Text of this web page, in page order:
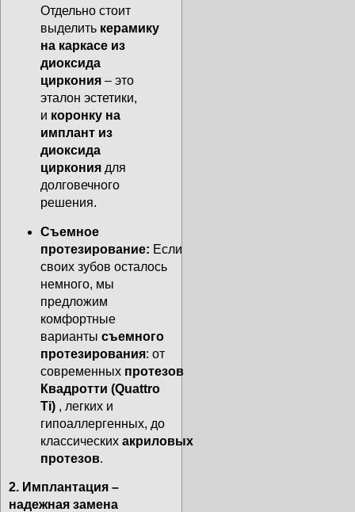
Отдельно стоит
выделить керамику
на каркасе из
диоксида
циркония – это
эталон эстетики,
и коронку на
имплант из
диоксида
циркония для
долговечного
решения.
Съемное
протезирование: Если
своих зубов осталось
немного, мы
предложим
комфортные
варианты съемного
протезирования: от
современных протезов
Квадротти (Quattro
Ti) , легких и
гипоаллергенных, до
классических акриловых
протезов.
2. Имплантация –
надежная замена